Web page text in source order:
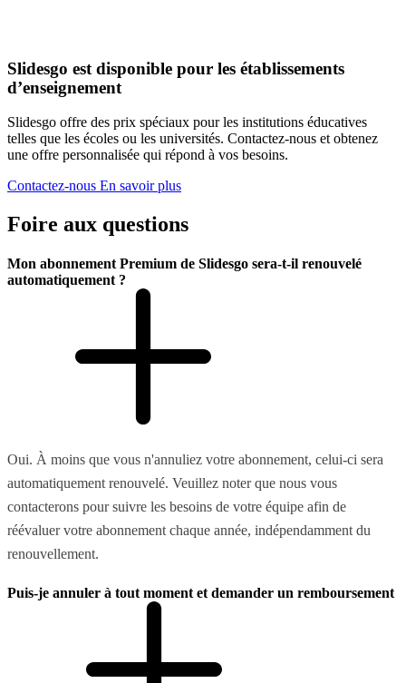
Slidesgo est disponible pour les établissements
d’enseignement
Slidesgo offre des prix spéciaux pour les institutions éducatives
telles que les écoles ou les universités. Contactez-nous et obtenez
une offre personnalisée qui répond à vos besoins.
Contactez-nous En savoir plus
Foire aux questions
Mon abonnement Premium de Slidesgo sera-t-il renouvelé
automatiquement ?
Oui. À moins que vous n'annuliez votre abonnement, celui-ci sera
automatiquement renouvelé. Veuillez noter que nous vous
contacterons pour suivre les besoins de votre équipe afin de
réévaluer votre abonnement chaque année, indépendamment du
renouvellement.
Puis-je annuler à tout moment et demander un remboursement